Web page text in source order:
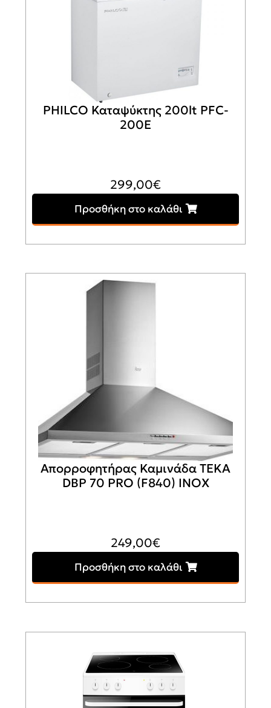
PHILCO Καταψύκτης 200lt PFC-
200E
299,00€
Προσθήκη στο καλάθι
Απορροφητήρας Καμινάδα TEKA
DBP 70 PRO (F840) INOX
249,00€
Προσθήκη στο καλάθι